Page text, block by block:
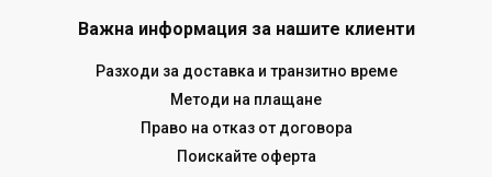
Важна информация за нашите клиенти
Разходи за доставка и транзитно време
Методи на плащане
Право на отказ от договора
Поискайте оферта